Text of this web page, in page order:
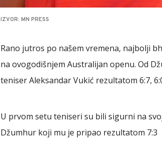
IZVOR: MN PRESS
Rano jutros po našem vremena, najbolji
na ovogodišnjem Australijan openu. Od
teniser Aleksandar Vukić rezultatom 6:7,
U prvom setu teniseri su bili sigurni na
Džumhur koji mu je pripao rezultatom 7:3